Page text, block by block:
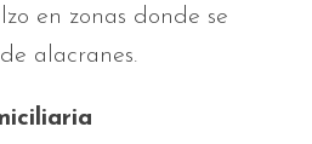
en zonas donde se
alacranes.